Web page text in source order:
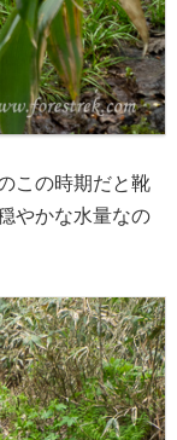
この時期だと靴
やかな水量なの